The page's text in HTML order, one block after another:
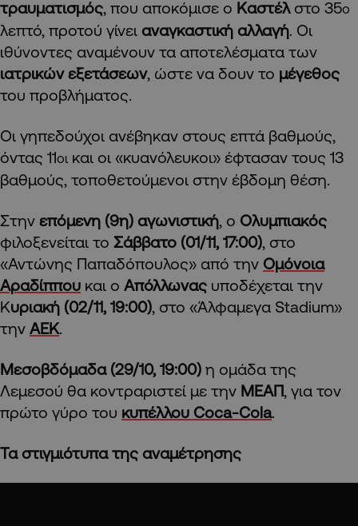
τραυματισμός, που αποκόμισε ο Καστέλ στο 35ο
λεπτό, προτού γίνει αναγκαστική αλλαγή. Οι
ιθύνοντες αναμένουν τα αποτελέσματα των
ιατρικών εξετάσεων, ώστε να δουν το μέγεθος
του προβλήματος.
Οι γηπεδούχοι ανέβηκαν στους επτά βαθμούς,
όντας 11οι και οι «κυανόλευκοι» έφτασαν τους 13
βαθμούς, τοποθετούμενοι στην έβδομη θέση.
Στην επόμενη (9η) αγωνιστική, ο Ολυμπιακός
φιλοξενείται το Σάββατο (01/11, 17:00), στο
«Αντώνης Παπαδόπουλος» από την Ομόνοια
Αραδίππου και ο Απόλλωνας υποδέχεται την
Κυριακή (02/11, 19:00), στο «Άλφαμεγα Stadium»
την ΑΕΚ.
Μεσοβδόμαδα (29/10, 19:00) η ομάδα της
Λεμεσού θα κοντραριστεί με την ΜΕΑΠ, για τον
πρώτο γύρο του κυπέλλου Coca-Cola.
Τα στιγμιότυπα της αναμέτρησης